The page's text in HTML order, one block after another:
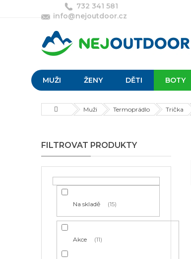
732 341 581
info@nejoutdoor.cz
MUŽI ŽENY DĚTI BOTY
DomůMuži Termoprádlo Trička
o
s
t
Na skladě 15
Akce 11